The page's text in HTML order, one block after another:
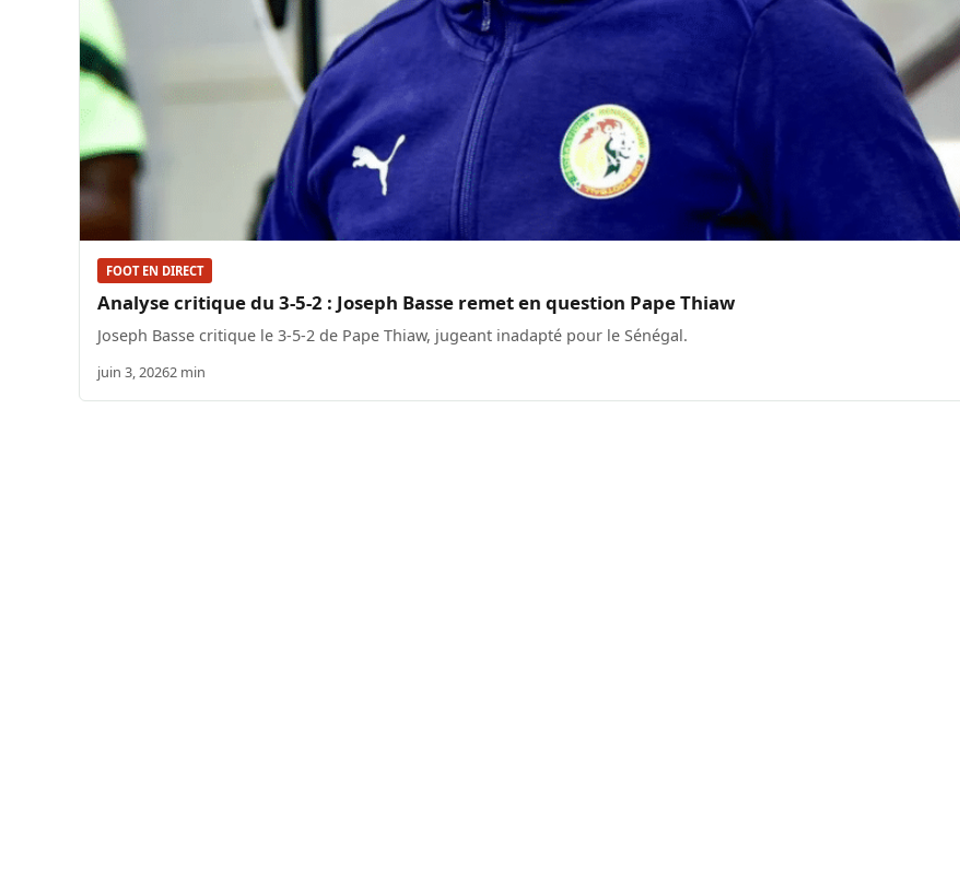
FOOT EN DIRECT
Analyse critique du 3-5-2 : Joseph Basse remet en question Pape Thiaw
Joseph Basse critique le 3-5-2 de Pape Thiaw, jugeant inadapté pour le Sénégal.
juin 3, 20262 min